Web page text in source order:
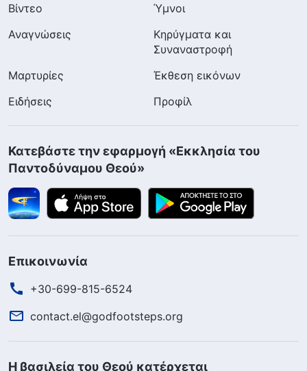
Βίντεο
Ύμνοι
Αναγνώσεις
Κηρύγματα και
Συναναστροφή
Μαρτυρίες
Έκθεση εικόνων
Ειδήσεις
Προφίλ
Κατεβάστε την εφαρμογή «Εκκλησία του
Παντοδύναμου Θεού»
Επικοινωνία
+30-699-815-6524
contact.el@godfootsteps.org
Η βασιλεία του Θεού κατέρχεται